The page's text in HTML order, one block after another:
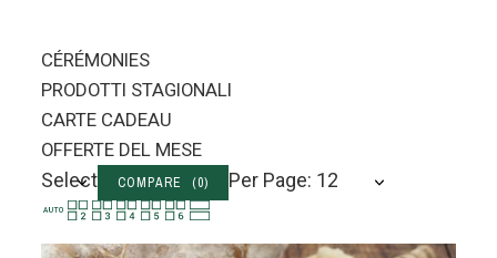
CÉRÉMONIES
PRODOTTI STAGIONALI
CARTE CADEAU
OFFERTE DEL MESE
Select COMPARE (0) Per Page: 12